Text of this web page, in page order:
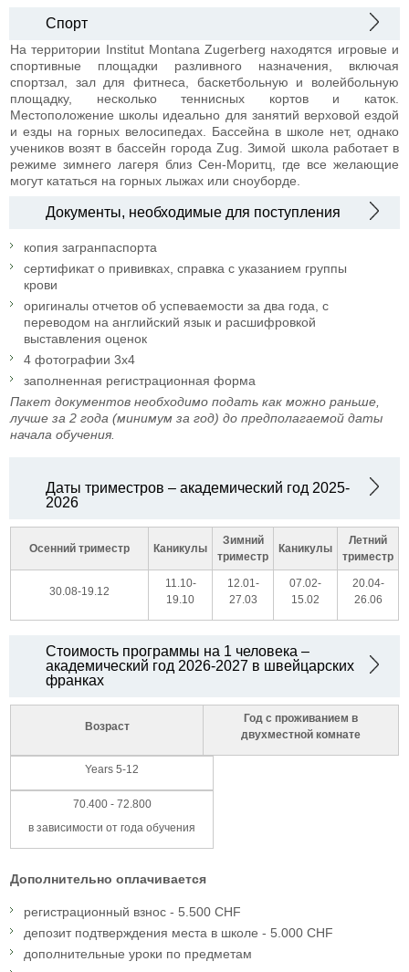
Спорт
На территории Institut Montana Zugerberg находятся игровые и
спортивные площадки разливного назначения, включая
спортзал, зал для фитнеса, баскетбольную и волейбольную
площадку, несколько теннисных кортов и каток.
Местоположение школы идеально для занятий верховой ездой
и езды на горных велосипедах. Бассейна в школе нет, однако
учеников возят в бассейн города Zug. Зимой школа работает в
режиме зимнего лагеря близ Сен-Моритц, где все желающие
могут кататься на горных лыжах или сноуборде.
Документы, необходимые для поступления
копия загранпаспорта
сертификат о прививках, справка с указанием группы
крови
оригиналы отчетов об успеваемости за два года, с
переводом на английский язык и расшифровкой
выставления оценок
4 фотографии 3x4
заполненная регистрационная форма
Пакет документов необходимо подать как можно раньше,
лучше за 2 года (минимум за год) до предполагаемой даты
начала обучения.
Даты триместров – академический год 2025-
2026
Осенний триместр Каникулы
Зимний
триместр
Каникулы
Летний
триместр
30.08-19.12
11.10-
19.10
12.01-
27.03
07.02-
15.02
20.04-
26.06
Стоимость программы на 1 человека –
академический год 2026-2027 в швейцарских
франках
Возраст
Год с проживанием в
двухместной комнате
Years 5-12
70.400 - 72.800
в зависимости от года обучения
Дополнительно оплачивается
регистрационный взнос - 5.500 CHF
депозит подтверждения места в школе - 5.000 CHF
дополнительные уроки по предметам